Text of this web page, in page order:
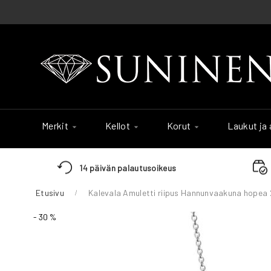
to
Merkit Kellot Korut Laukut ja
14 päivän palautusoikeus
Etusivu Kalevala Amuletti riipus Hannunvaakuna hopea
Skip
- 30 %